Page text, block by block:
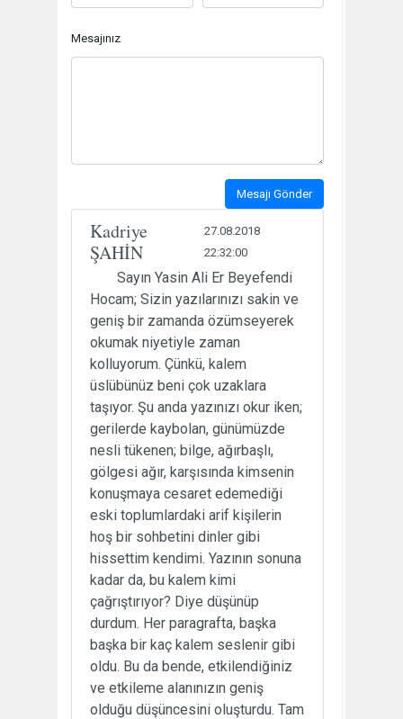
Mesajınız
Mesajı Gönder
Kadriye
ŞAHİN
27.08.2018
22:32:00
Sayın Yasin Ali Er Beyefendi
Hocam; Sizin yazılarınızı sakin ve
geniş bir zamanda özümseyerek
okumak niyetiyle zaman
kolluyorum. Çünkü, kalem
üslübünüz beni çok uzaklara
taşıyor. Şu anda yazınızı okur iken;
gerilerde kaybolan, günümüzde
nesli tükenen; bilge, ağırbaşlı,
gölgesi ağır, karşısında kimsenin
konuşmaya cesaret edemediği
eski toplumlardaki arif kişilerin
hoş bir sohbetini dinler gibi
hissettim kendimi. Yazının sonuna
kadar da, bu kalem kimi
çağrıştırıyor? Diye düşünüp
durdum. Her paragrafta, başka
başka bir kaç kalem seslenir gibi
oldu. Bu da bende, etkilendiğiniz
ve etkileme alanınızın geniş
olduğu düşüncesini oluşturdu. Tam